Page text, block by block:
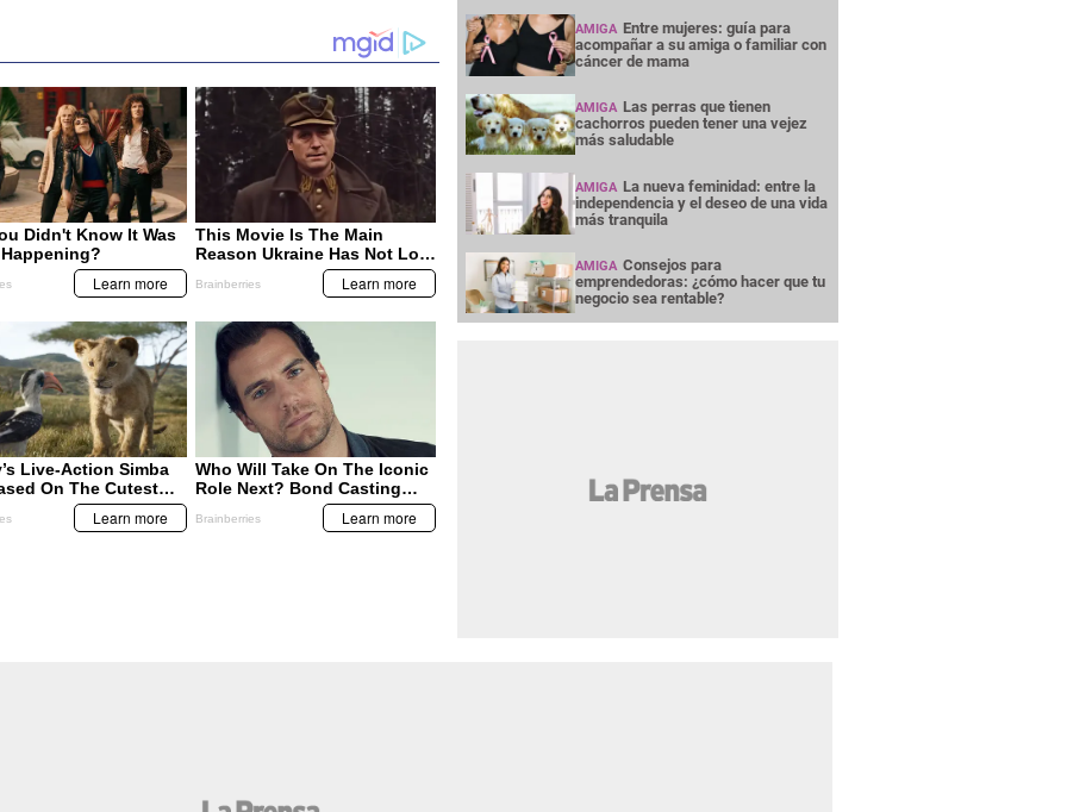
AMIGA Entre mujeres: guía para
acompañar a su amiga o familiar con
cáncer de mama
AMIGA Las perras que tienen
cachorros pueden tener una vejez
más saludable
AMIGA La nueva feminidad: entre la
independencia y el deseo de una vida
más tranquila
AMIGA Consejos para
emprendedoras: ¿cómo hacer que tu
negocio sea rentable?